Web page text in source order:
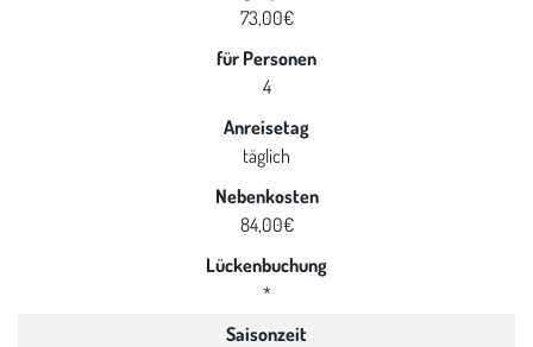
73,00€
für Personen
4
Anreisetag
täglich
Nebenkosten
84,00€
Lückenbuchung
*
Saisonzeit